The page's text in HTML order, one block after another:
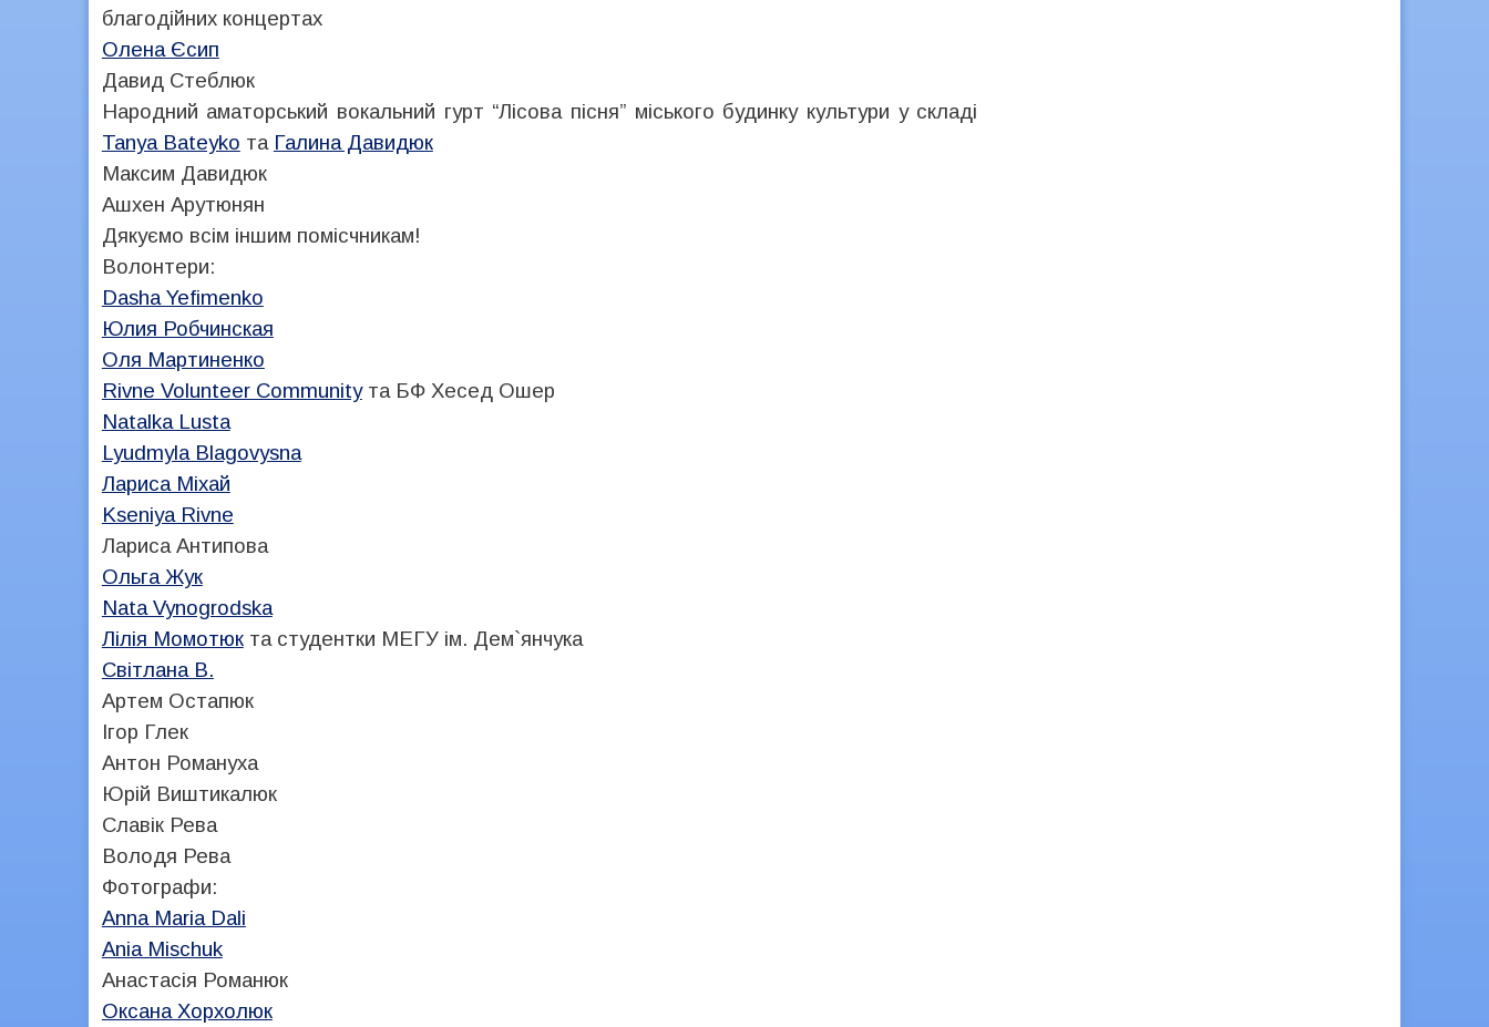
благодійних концертах
Олена Єсип
Давид Стеблюк
Народний аматорський вокальний гурт “Лісова пісня” міського будинку культури у складі
Tanya Bateyko та Галина Давидюк
Максим Давидюк
Ашхен Арутюнян
Дякуємо всім іншим помісчникам!
Волонтери:
Dasha Yefimenko
Юлия Робчинская
Оля Мартиненко
Rivne Volunteer Communityта БФ Хесед Ошер
Natalka Lusta
Lyudmyla Blagovysna
Лариса Міхай
Kseniya Rivne
Лариса Антипова
Ольга Жук
Nata Vynogrodska
Лілія Момотюкта студентки МЕГУ ім. Дем`янчука
Світлана В.
Артем Остапюк
Ігор Глек
Антон Романуха
Юрій Виштикалюк
Славік Рева
Володя Рева
Фотографи:
Anna Maria Dali
Ania Mischuk
Анастасія Романюк
Оксана Хорхолюк